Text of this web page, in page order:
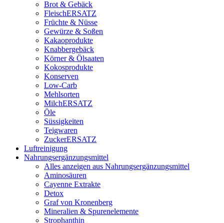
Brot & Gebäck
FleischERSATZ
Früchte & Nüsse
Gewürze & Soßen
Kakaoprodukte
Knabbergebäck
Körner & Ölsaaten
Kokosprodukte
Konserven
Low-Carb
Mehlsorten
MilchERSATZ
Öle
Süssigkeiten
Teigwaren
ZuckerERSATZ
Luftreinigung
Nahrungsergänzungsmittel
Alles anzeigen aus Nahrungsergänzungsmittel
Aminosäuren
Cayenne Extrakte
Detox
Graf von Kronenberg
Mineralien & Spurenelemente
Strophanthin